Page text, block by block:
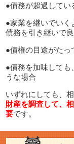
●債務が超過してい
●家業を継いでいく
債務を引き継いで
●債権の目途がたっ
●債務を加味しても
うな場合
いずれにしても、
財産を調査して、
要です。